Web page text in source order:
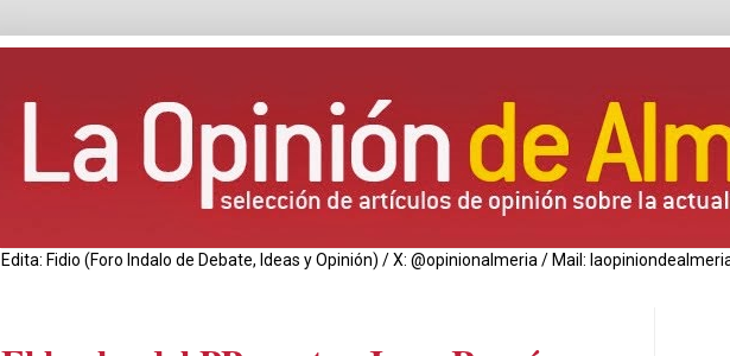
Edita: Fidio (Foro Indalo de Debate, Ideas y Opinión) / X: @opinionalmeria / Mail: